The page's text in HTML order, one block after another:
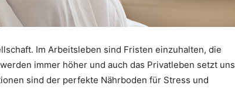
Im Arbeitsleben sind Fristen einzuhalten, die
immer höher und auch das Privatleben setzt uns
sind der perfekte Nährboden für Stress und